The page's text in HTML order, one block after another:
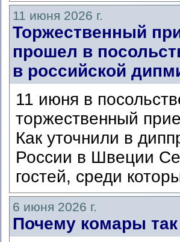
11 июня 2026 г.
Торжественный
прошел в
в российской
11 июня в
торжественный
Как уточнили в
России в Швеции
гостей, среди
6 июня 2026 г.
Почему комары